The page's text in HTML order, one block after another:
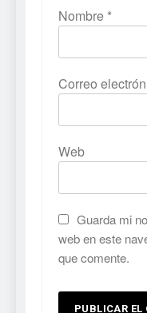
Nombre *
Correo
Web
Guarda mi
web en este
que comente.